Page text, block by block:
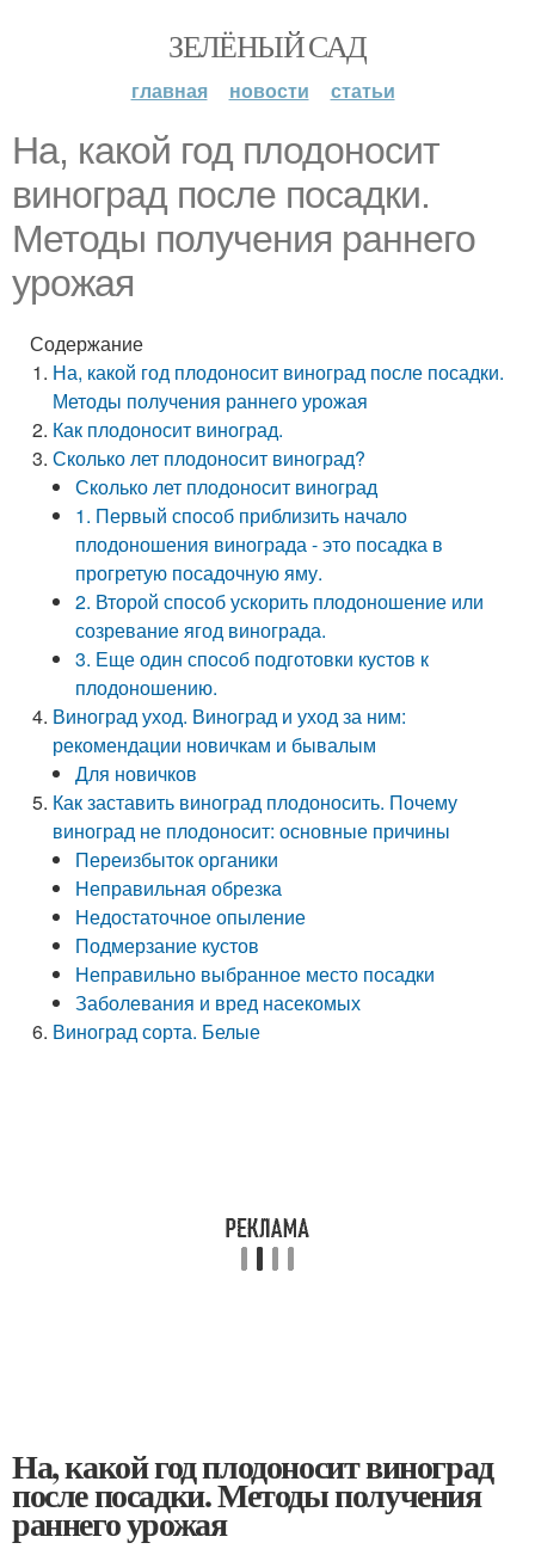
ЗЕЛЁНЫЙ САД
главная новости статьи
На, какой год плодоносит
виноград после посадки.
Методы получения раннего
урожая
Содержание
На, какой год плодоносит виноград после посадки.
Методы получения раннего урожая
Как плодоносит виноград.
Сколько лет плодоносит виноград?
Сколько лет плодоносит виноград
1. Первый способ приблизить начало
плодоношения винограда - это посадка в
прогретую посадочную яму.
2. Второй способ ускорить плодоношение или
созревание ягод винограда.
3. Еще один способ подготовки кустов к
плодоношению.
Виноград уход. Виноград и уход за ним:
рекомендации новичкам и бывалым
Для новичков
Как заставить виноград плодоносить. Почему
виноград не плодоносит: основные причины
Переизбыток органики
Неправильная обрезка
Недостаточное опыление
Подмерзание кустов
Неправильно выбранное место посадки
Заболевания и вред насекомых
Виноград сорта. Белые
На, какой год плодоносит виноград
после посадки. Методы получения
раннего урожая